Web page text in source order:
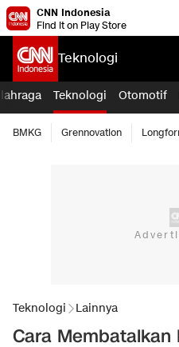
CNN Indonesia
Find it on Play Store
Teknologi
Teknologi Otomotif
BMKG Grennovation
Teknologi Lainnya
Cara Membatalkan